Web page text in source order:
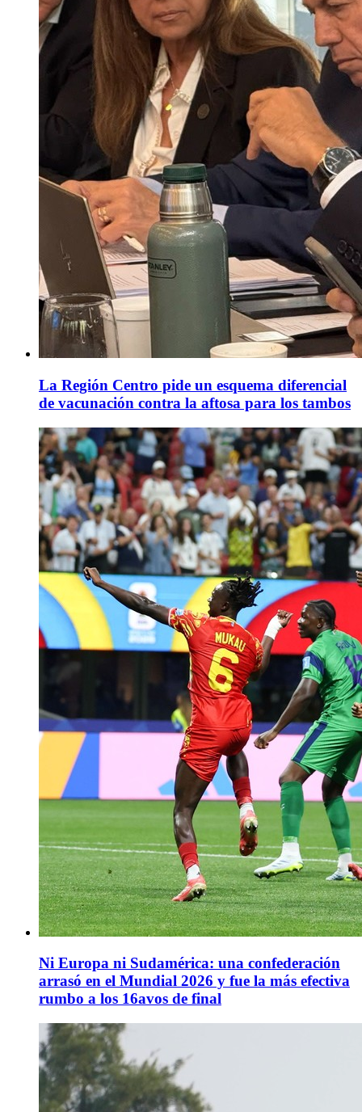
La Región Centro pide un esquema diferencial
de vacunación contra la aftosa para los tambos
Ni Europa ni Sudamérica: una confederación
arrasó en el Mundial 2026 y fue la más efectiva
rumbo a los 16avos de final